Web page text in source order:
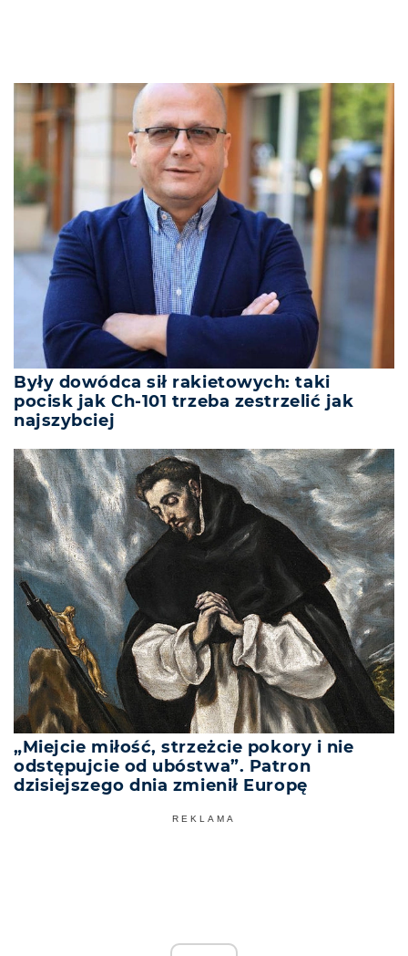
Były dowódca sił rakietowych: taki
pocisk jak Ch-101 trzeba zestrzelić jak
najszybciej
„Miejcie miłość, strzeżcie pokory i nie
odstępujcie od ubóstwa”. Patron
dzisiejszego dnia zmienił Europę
REKLAMA